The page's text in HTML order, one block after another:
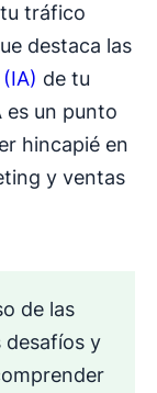
tráfico
destaca las
de tu
es un punto
hincapié en
y ventas
de las
desafíos y